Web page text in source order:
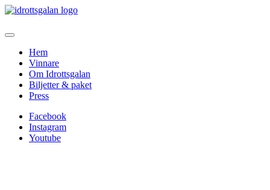
Hem
Vinnare
Om Idrottsgalan
Biljetter & paket
Press
Facebook
Instagram
Youtube